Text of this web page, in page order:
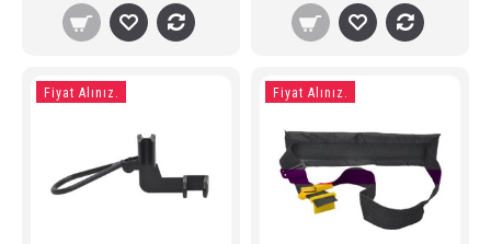
Fiyat Alınız. Fiyat Alınız.